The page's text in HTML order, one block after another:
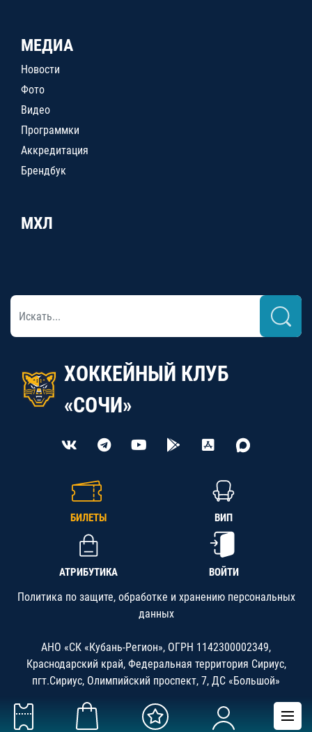
МЕДИА
Новости
Фото
Видео
Программки
Аккредитация
Брендбук
МХЛ
ХОККЕЙНЫЙ КЛУБ
«СОЧИ»
БИЛЕТЫ ВИП
АТРИБУТИКА ВОЙТИ
Политика по защите, обработке и хранению персональных
данных
АНО «СК «Кубань-Регион», ОГРН 1142300002349,
Краснодарский край, Федеральная территория Сириус,
пгт.Сириус, Олимпийский проспект, 7, ДС «Большой»